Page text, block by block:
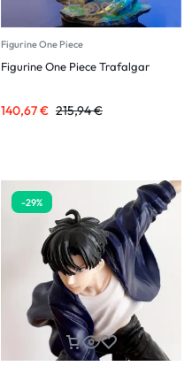
Figurine One Piece
Figurine One Piece Trafalgar
215,94€
140,67€
-29%